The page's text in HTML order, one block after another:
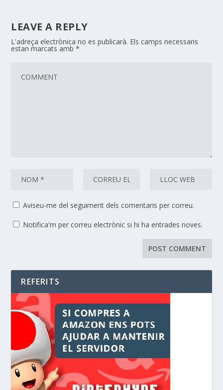
LEAVE A REPLY
L'adreça electrònica no es publicarà. Els camps necessaris
estan marcats amb*
Aviseu-me del seguiment dels comentaris per correu.
Notifica'm per correu electrònic si hi ha entrades noves.
REFERITS